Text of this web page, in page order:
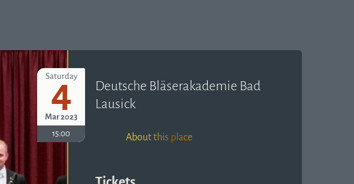
Saturday
4
Mar 2023
15:00
Deutsche Bläserakademie Bad
Lausick
About this place